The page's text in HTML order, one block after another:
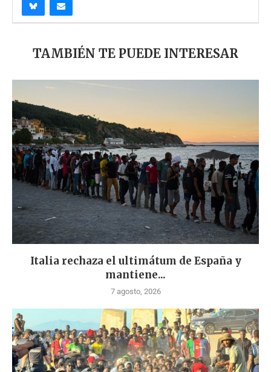
TAMBIÉN TE PUEDE INTERESAR
Italia rechaza el ultimátum de España y
mantiene...
7 agosto, 2026